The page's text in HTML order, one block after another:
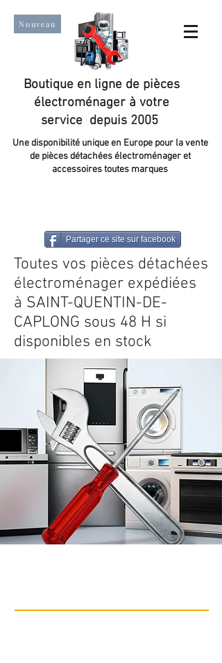
Nouveau
Boutique en ligne de pièces
électroménager à votre
service depuis 2005
Une disponibilité unique en Europe pour la vente
de pièces détachées électroménager et
accessoires toutes marques
Partager ce site sur facebook
Toutes vos pièces détachées
électroménager expédiées
à SAINT-QUENTIN-DE-
CAPLONG sous 48 H si
disponibles en stock